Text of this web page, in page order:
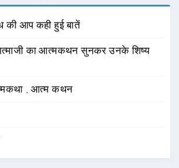
की आप कही हुई बातें
का आत्मकथन सुनकर उनके शिष्य
, आत्म कथन